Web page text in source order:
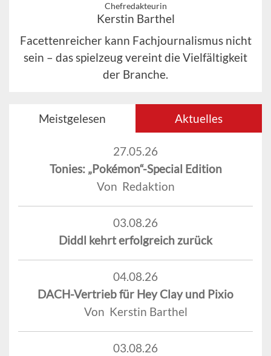
Chefredakteurin
Kerstin Barthel
Facettenreicher kann Fachjournalismus nicht
sein – das spielzeug vereint die Vielfältigkeit
der Branche.
Meistgelesen Aktuelles
27.05.26
Tonies: „Pokémon“-Special Edition
Von Redaktion
03.08.26
Diddl kehrt erfolgreich zurück
04.08.26
DACH-Vertrieb für Hey Clay und Pixio
Von Kerstin Barthel
03.08.26